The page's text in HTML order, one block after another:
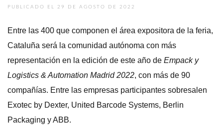
PUBLICADO EL 29 DE AGOSTO DE 2022
Entre las 400 que componen el área expositora de la feria,
Cataluña será la comunidad autónoma con más
representación en la edición de este año de Empack y
Logistics & Automation Madrid 2022, con más de 90
compañías. Entre las empresas participantes sobresalen
Exotec by Dexter, United Barcode Systems, Berlin
Packaging y ABB.